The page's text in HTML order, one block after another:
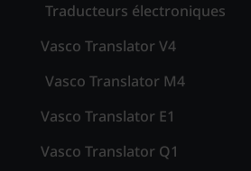
Traducteurs électroniques
Vasco Translator V4
Vasco Translator M4
Vasco Translator E1
Vasco Translator Q1